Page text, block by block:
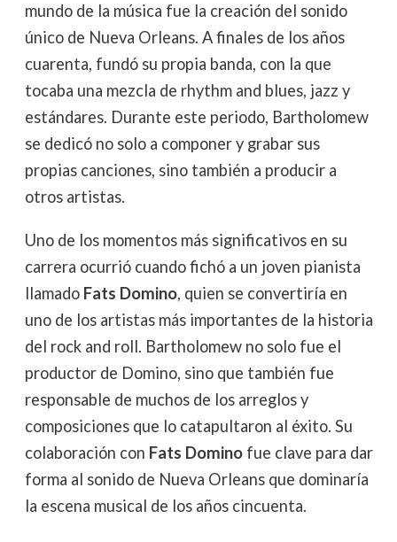
mundo de la música fue la creación del sonido
único de Nueva Orleans. A finales de los años
cuarenta, fundó su propia banda, con la que
tocaba una mezcla de rhythm and blues, jazz y
estándares. Durante este periodo, Bartholomew
se dedicó no solo a componer y grabar sus
propias canciones, sino también a producir a
otros artistas.
Uno de los momentos más significativos en su
carrera ocurrió cuando fichó a un joven pianista
llamado Fats Domino, quien se convertiría en
uno de los artistas más importantes de la historia
del rock and roll. Bartholomew no solo fue el
productor de Domino, sino que también fue
responsable de muchos de los arreglos y
composiciones que lo catapultaron al éxito. Su
colaboración con Fats Dominofue clave para dar
forma al sonido de Nueva Orleans que dominaría
la escena musical de los años cincuenta.